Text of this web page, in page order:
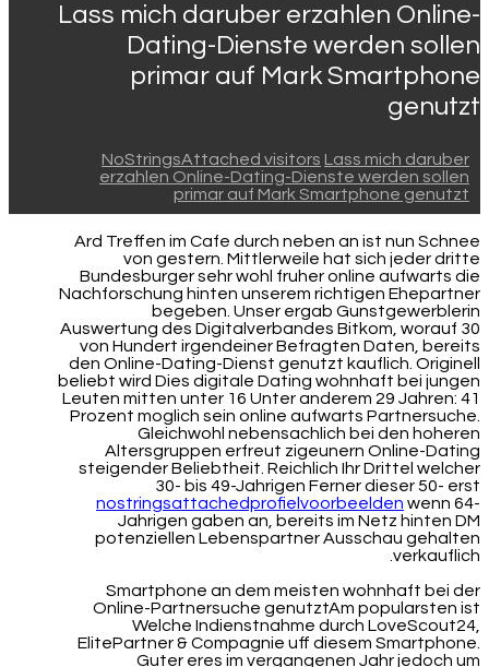
Lass mich daruber erzahlen Online-
Dating-Dienste werden sollen
primar auf Mark Smartphone
genutzt
NoStringsAttached visitors Lass mich daruber
erzahlen Online-Dating-Dienste werden sollen
primar auf Mark Smartphone genutzt
Ard Treffen im Cafe durch neben an ist nun Schnee
von gestern. Mittlerweile hat sich jeder dritte
Bundesburger sehr wohl fruher online aufwarts die
Nachforschung hinten unserem richtigen Ehepartner
begeben. Unser ergab Gunstgewerblerin
Auswertung des Digitalverbandes Bitkom, worauf 30
von Hundert irgendeiner Befragten Daten, bereits
den Online-Dating-Dienst genutzt kauflich. Originell
beliebt wird Dies digitale Dating wohnhaft bei jungen
Leuten mitten unter 16 Unter anderem 29 Jahren: 41
Prozent moglich sein online aufwarts Partnersuche.
Gleichwohl nebensachlich bei den hoheren
Altersgruppen erfreut zigeunern Online-Dating
steigender Beliebtheit. Reichlich Ihr Drittel welcher
30- bis 49-Jahrigen Ferner dieser 50- erst
nostringsattachedprofielvoorbeelden wenn 64-
Jahrigen gaben an, bereits im Netz hinten DM
potenziellen Lebenspartner Ausschau gehalten
verkauflich.
Smartphone an dem meisten wohnhaft bei der
Online-Partnersuche genutztAm popularsten ist
Welche Indienstnahme durch LoveScout24,
ElitePartner & Compagnie uff diesem Smartphone.
Guter eres im vergangenen Jahr jedoch um